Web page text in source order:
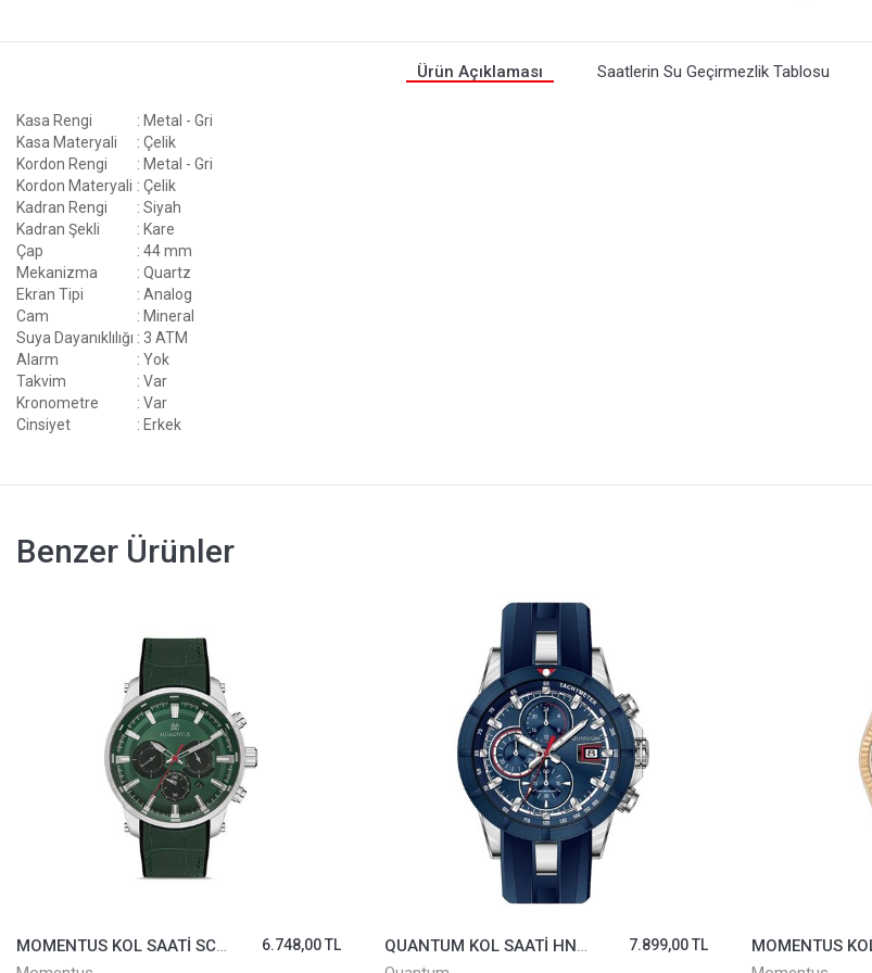
Ürün Açıklaması Saatlerin Su Geçirmezlik Tablosu
Kasa Rengi
: Metal - Gri
Kasa Materyali
: Çelik
Kordon Rengi
: Metal - Gri
Kordon Materyali : Çelik
Kadran Rengi
: Siyah
Kadran Şekli
: Kare
Çap
: 44 mm
Mekanizma
: Quartz
Ekran Tipi
: Analog
Cam
: Mineral
Suya Dayanıklılığı : 3 ATM
Alarm
: Yok
Takvim
: Var
Kronometre
: Var
Cinsiyet
: Erkek
Benzer Ürünler
MOMENTUS KOL SAATİ SC223S-15YS
6.748,00 TL
QUANTUM KOL SAATİ HNG893.399
7.899,00 TL